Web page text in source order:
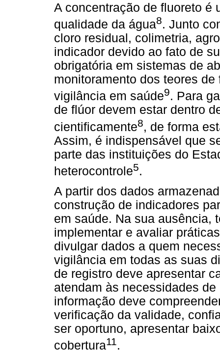
A concentração de fluoreto é
qualidade da água8. Junto
cloro residual, colimetria,
indicador devido ao fato de
obrigatória em sistemas de
monitoramento dos teores
vigilância em saúde9. Para
de flúor devem estar dentro
cientificamente8, de forma
Assim, é indispensável que
parte das instituições do
heterocontrole5.
A partir dos dados
construção de indicadores
em saúde. Na sua ausência,
implementar e avaliar
divulgar dados a quem
vigilância em todas as suas
de registro deve apresentar
atendam às necessidades
informação deve
verificação da validade,
ser oportuno, apresentar
cobertura11.